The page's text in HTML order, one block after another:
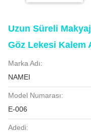
Uzun Süreli
Göz Lekesi Kalem
Marka Adı:
NAMEI
Model Numarası:
E-006
Adedi: